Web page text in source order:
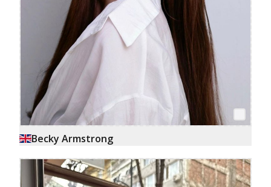
Becky Armstrong